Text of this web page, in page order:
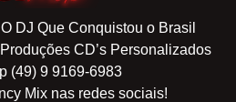
DJ Que Conquistou o Brasil
CD’s Personalizados
(49) 9 9169-6983
Mix nas redes sociais!